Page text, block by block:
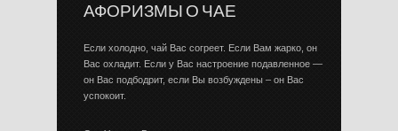
АФОРИЗМЫ О ЧАЕ
Если холодно, чай Вас согреет. Если Вам жарко, он
Вас охладит. Если у Вас настроение подавленное —
он Вас подбодрит, если Вы возбуждены – он Вас
успокоит.